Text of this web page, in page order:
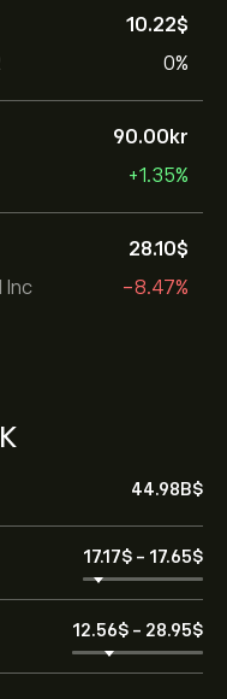
10.22‎$‎
0%
90.00‎kr‎
+1.35%
Inc
28.10‎$‎
-8.47%
44.98B‎$‎
17.17‎$‎ - 17.65‎$‎
12.56‎$‎ - 28.95‎$‎